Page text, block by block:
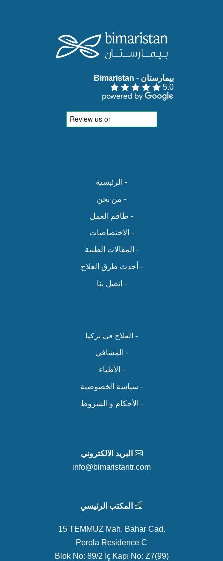
بيمارستان - Bimaristan‏
5.0
- الرئيسية
- من نحن
- طاقم العمل
- الاختصاصات
- المقالات الطبية
- أحدث طرق العلاج
- اتصل بنا
- العلاج في تركيا
- المشافي
- الأطباء
- سياسة الخصوصية
- الأحكام و الشروط
البريد الالكتروني
info@bimaristantr.com
المكتب الرئيسي
15 TEMMUZ Mah. Bahar Cad.
Perola Residence C
Blok No: 89/2 İç Kapı No: Z7(99)